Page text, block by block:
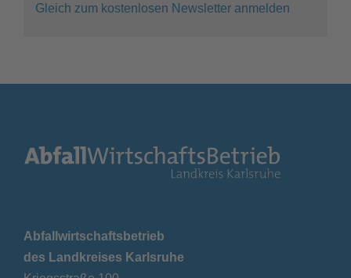
Gleich zum kostenlosen Newsletter anmelden
Abfallwirtschaftsbetrieb
des Landkreises Karlsruhe